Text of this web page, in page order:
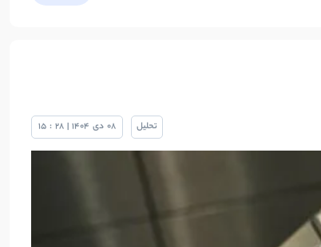
تحلیل 08 دی 1404
|
28
:
15